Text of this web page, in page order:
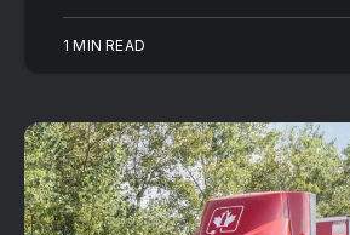
1 MIN READ